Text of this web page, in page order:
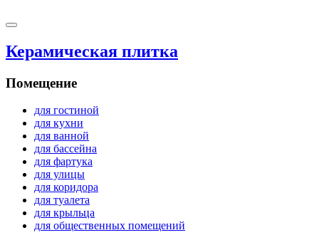
Керамическая плитка
Помещение
для гостиной
для кухни
для ванной
для бассейна
для фартука
для улицы
для коридора
для туалета
для крыльца
для общественных помещений